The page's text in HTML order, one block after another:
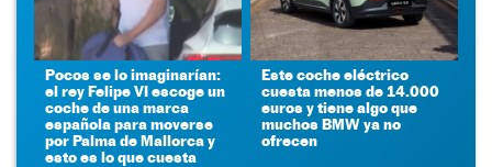
Pocos se lo imaginarían:
el rey Felipe VI escoge un
coche de una marca
española para moverse
por Palma de Mallorca y
esto es lo que cuesta
Este coche eléctrico
cuesta menos de 14.000
euros y tiene algo que
muchos BMW ya no
ofrecen